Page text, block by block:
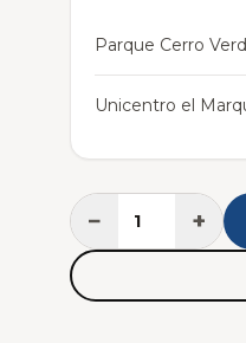
Parque Cerro
Unicentro el
− +